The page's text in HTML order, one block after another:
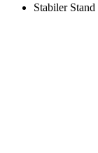
Stabiler